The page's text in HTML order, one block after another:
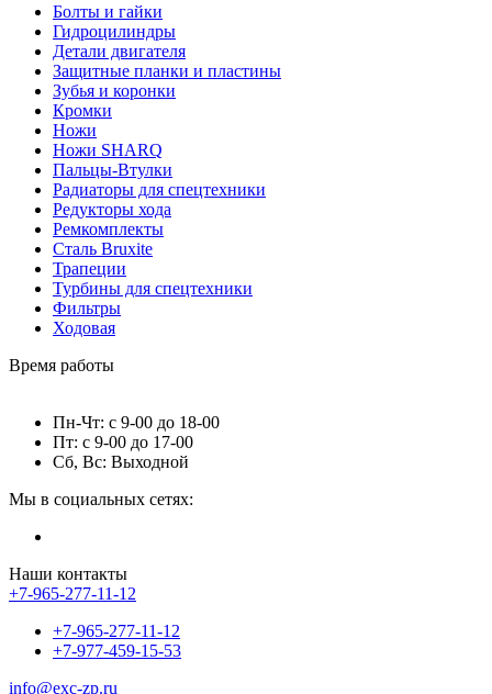
Болты и гайки
Гидроцилиндры
Детали двигателя
Защитные планки и пластины
Зубья и коронки
Кромки
Ножи
Ножи SHARQ
Пальцы-Втулки
Радиаторы для спецтехники
Редукторы хода
Ремкомплекты
Сталь Bruxite
Трапеции
Турбины для спецтехники
Фильтры
Ходовая
Время работы
Пн-Чт: с 9-00 до 18-00
Пт: с 9-00 до 17-00
Сб, Вс: Выходной
Мы в социальных сетях:
Наши контакты
+7-965-277-11-12
+7-965-277-11-12
+7-977-459-15-53
info@exc-zp.ru